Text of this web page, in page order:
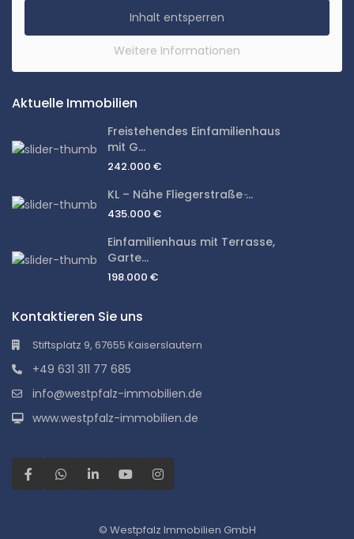
Inhalt entsperren
Weitere Informationen
Aktuelle Immobilien
Freistehendes Einfamilienhaus
mit G...
242.000 €
KL – Nähe Fliegerstraße ̵...
435.000 €
Einfamilienhaus mit Terrasse,
Garte...
198.000 €
Kontaktieren Sie uns
Stiftsplatz 9, 67655 Kaiserslautern
+49 631 311 77 685
info@westpfalz-immobilien.de
www.westpfalz-immobilien.de
© Westpfalz Immobilien GmbH